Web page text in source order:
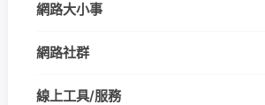
網路大小事
網路社群
線上工具/服務